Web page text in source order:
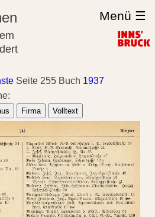
Menü ☰
Seite 255 Buch 1937
Firma Volltext